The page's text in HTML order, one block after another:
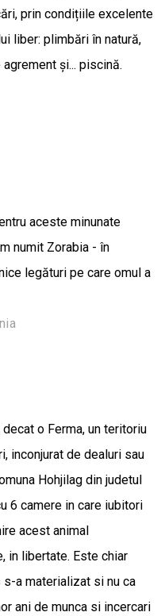
prin condițiile excelente
liber: plimbări în natură,
și... piscină.
aceste minunate
numit Zorabia - în
legături pe care omul a
o Ferma, un teritoriu
inconjurat de dealuri sau
Hohjilag din judetul
6 camere in care iubitori
acest animal
in libertate. Este chiar
a materializat si nu ca
ani de munca si incercari